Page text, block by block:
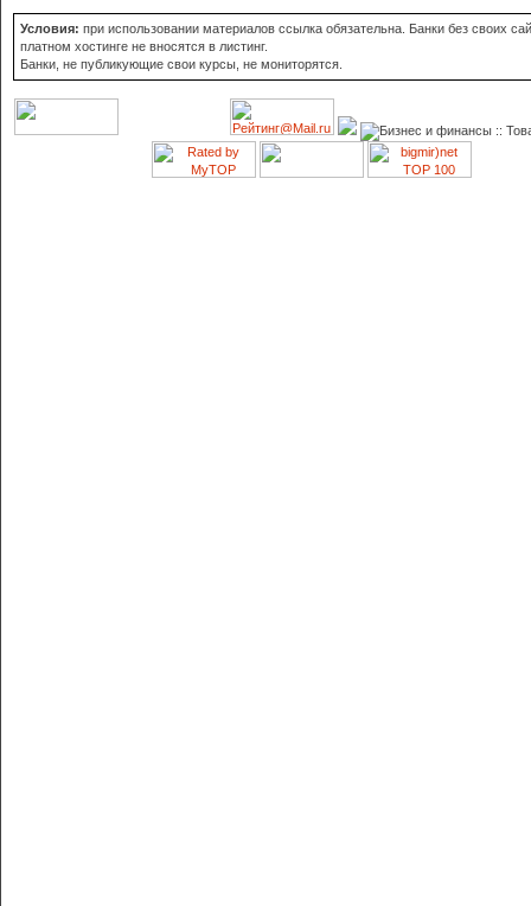
Условия: при использовании материалов ссылка обязательна. Банки без своих
платном хостинге не вносятся в листинг.
Банки, не публикующие свои курсы, не мониторятся.